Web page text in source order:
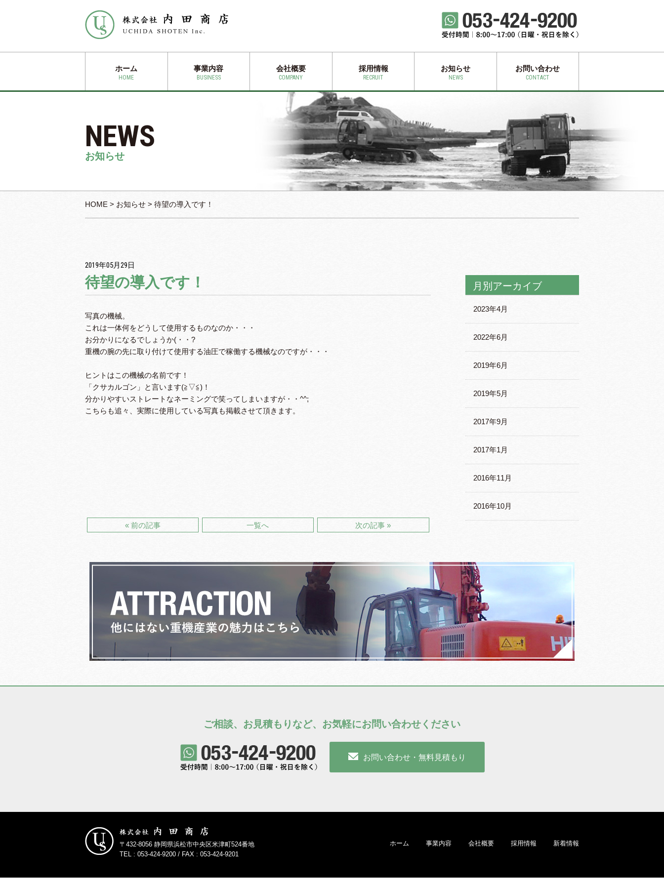
ホーム
HOME
事業内容
BUSINESS
会社概要
COMPANY
採用情報
RECRUIT
お知らせ
NEWS
お問い合わせ
CONTACT
NEWS
お知らせ
HOME > お知らせ > 待望の導入です！
2019年05月29日
待望の導入です！
写真の機械。
これは一体何をどうして使用するものなのか・・・
お分かりになるでしょうか(・・?
重機の腕の先に取り付けて使用する油圧で稼働する機械なのですが・・・
ヒントはこの機械の名前です！
「クサカルゴン」と言います(≧▽≦)！
分かりやすいストレートなネーミングで笑ってしまいますが・・^^;
こちらも追々、実際に使用している写真も掲載させて頂きます。
« 前の記事 一覧へ 次の記事 »
月別アーカイブ
2023年4月
2022年6月
2019年6月
2019年5月
2017年9月
2017年1月
2016年11月
2016年10月
ご相談、お見積もりなど、 お気軽にお問い合わせください
お問い合わせ・無料見積もり
〒432-8056 静岡県浜松市中央区米津町524番地
TEL : 053-424-9200 / FAX : 053-424-9201
ホーム 事業内容 会社概要 採用情報 新着情報